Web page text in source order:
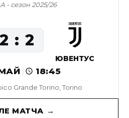
Grande Torino, Torino
- сезон 2025/26
18:45
2 2
ЮВЕНТУС
МАТЧА